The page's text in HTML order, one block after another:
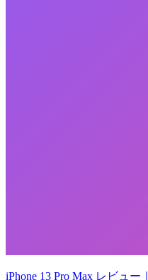
iPhone 13 Pro Max レビュ